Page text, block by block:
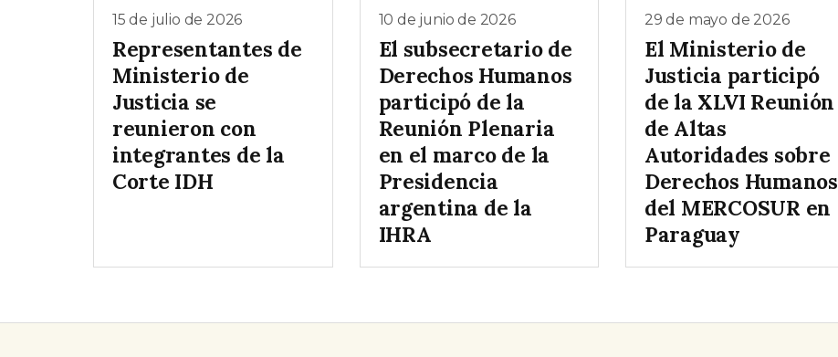
15 de julio de 2026
Representantes de
Ministerio de
Justicia se
reunieron con
integrantes de la
Corte IDH
10 de junio de 2026
El subsecretario de
Derechos Humanos
participó de la
Reunión Plenaria
en el marco de la
Presidencia
argentina de la
IHRA
29 de mayo de 2026
El Ministerio de
Justicia participó
de la XLVI Reunión
de Altas
Autoridades sobre
Derechos Humanos
del MERCOSUR en
Paraguay